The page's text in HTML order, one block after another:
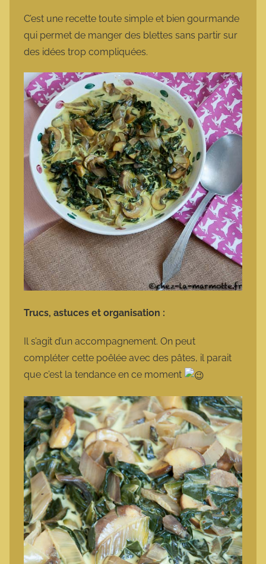
C’est une recette toute simple et bien gourmande
qui permet de manger des blettes sans partir sur
des idées trop compliquées.
Trucs, astuces et organisation :
Il s’agit d’un accompagnement. On peut
compléter cette poêlée avec des pâtes, il parait
que c’est la tendance en ce moment